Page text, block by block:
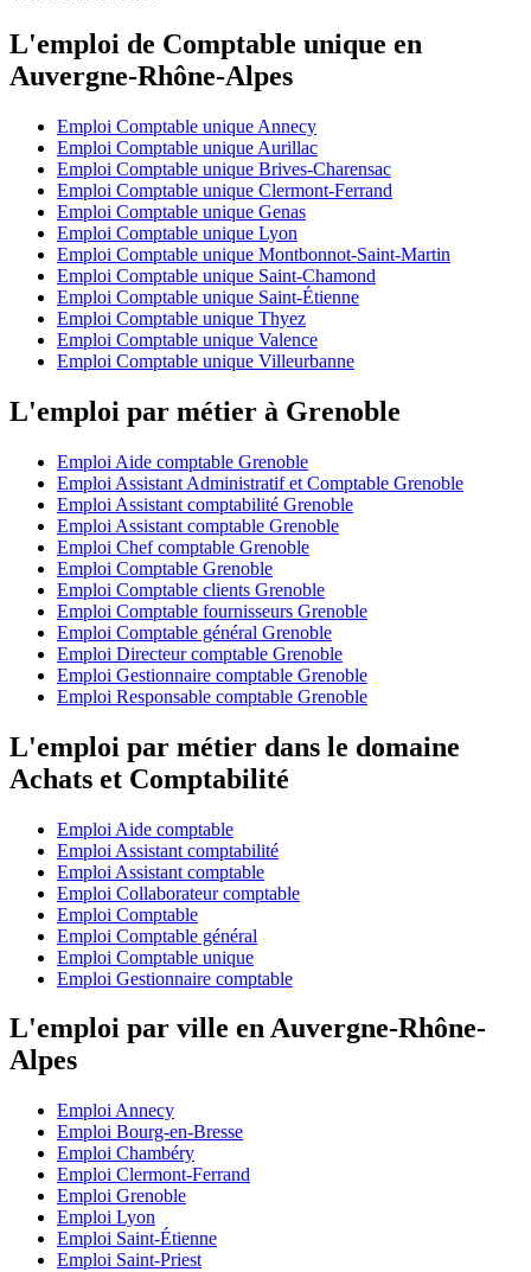
L'emploi de Comptable unique en
Auvergne-Rhône-Alpes
Emploi Comptable unique Annecy
Emploi Comptable unique Aurillac
Emploi Comptable unique Brives-Charensac
Emploi Comptable unique Clermont-Ferrand
Emploi Comptable unique Genas
Emploi Comptable unique Lyon
Emploi Comptable unique Montbonnot-Saint-Martin
Emploi Comptable unique Saint-Chamond
Emploi Comptable unique Saint-Étienne
Emploi Comptable unique Thyez
Emploi Comptable unique Valence
Emploi Comptable unique Villeurbanne
L'emploi par métier à Grenoble
Emploi Aide comptable Grenoble
Emploi Assistant Administratif et Comptable Grenoble
Emploi Assistant comptabilité Grenoble
Emploi Assistant comptable Grenoble
Emploi Chef comptable Grenoble
Emploi Comptable Grenoble
Emploi Comptable clients Grenoble
Emploi Comptable fournisseurs Grenoble
Emploi Comptable général Grenoble
Emploi Directeur comptable Grenoble
Emploi Gestionnaire comptable Grenoble
Emploi Responsable comptable Grenoble
L'emploi par métier dans le domaine
Achats et Comptabilité
Emploi Aide comptable
Emploi Assistant comptabilité
Emploi Assistant comptable
Emploi Collaborateur comptable
Emploi Comptable
Emploi Comptable général
Emploi Comptable unique
Emploi Gestionnaire comptable
L'emploi par ville en Auvergne-Rhône-
Alpes
Emploi Annecy
Emploi Bourg-en-Bresse
Emploi Chambéry
Emploi Clermont-Ferrand
Emploi Grenoble
Emploi Lyon
Emploi Saint-Étienne
Emploi Saint-Priest